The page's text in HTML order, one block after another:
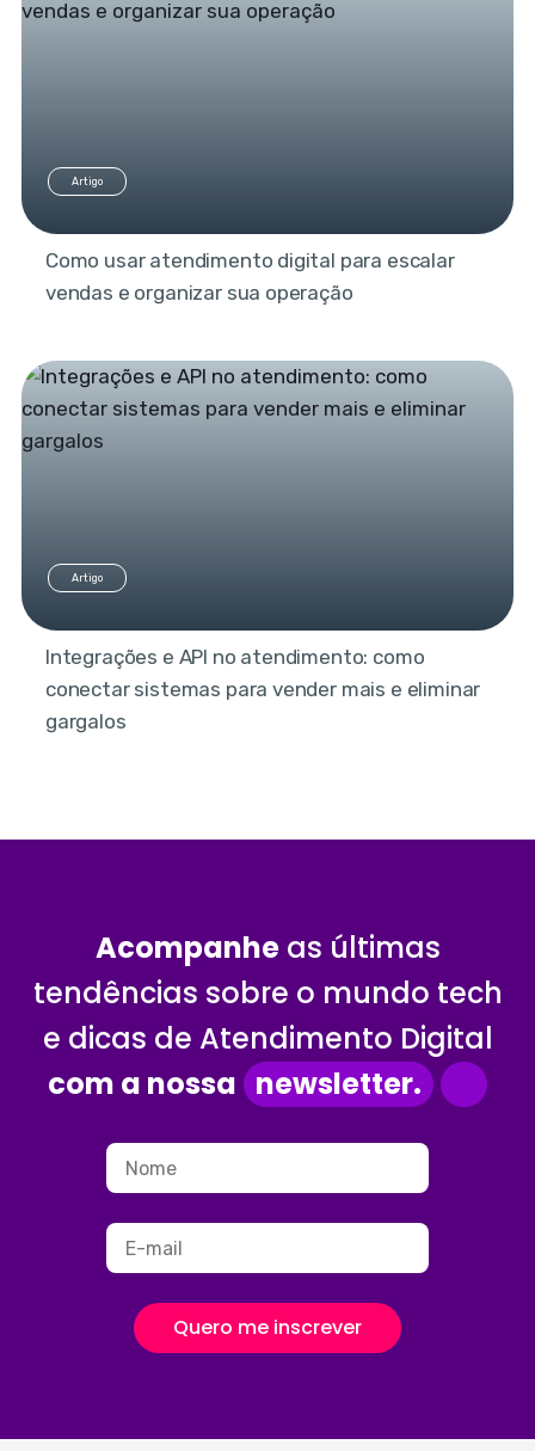
Artigo
Como usar atendimento digital para escalar
vendas e organizar sua operação
Artigo
Integrações e API no atendimento: como
conectar sistemas para vender mais e eliminar
gargalos
Acompanheas últimas
tendências sobre o mundo tech
e dicas de Atendimento Digital
com a nossa newsletter.
Quero me inscrever